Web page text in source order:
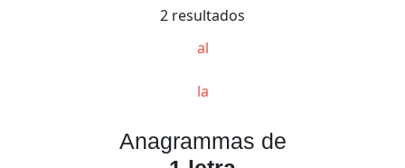
2 resultados
al
la
Anagrammas de